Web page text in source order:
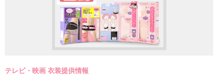
テレビ・映画 衣装提供情報